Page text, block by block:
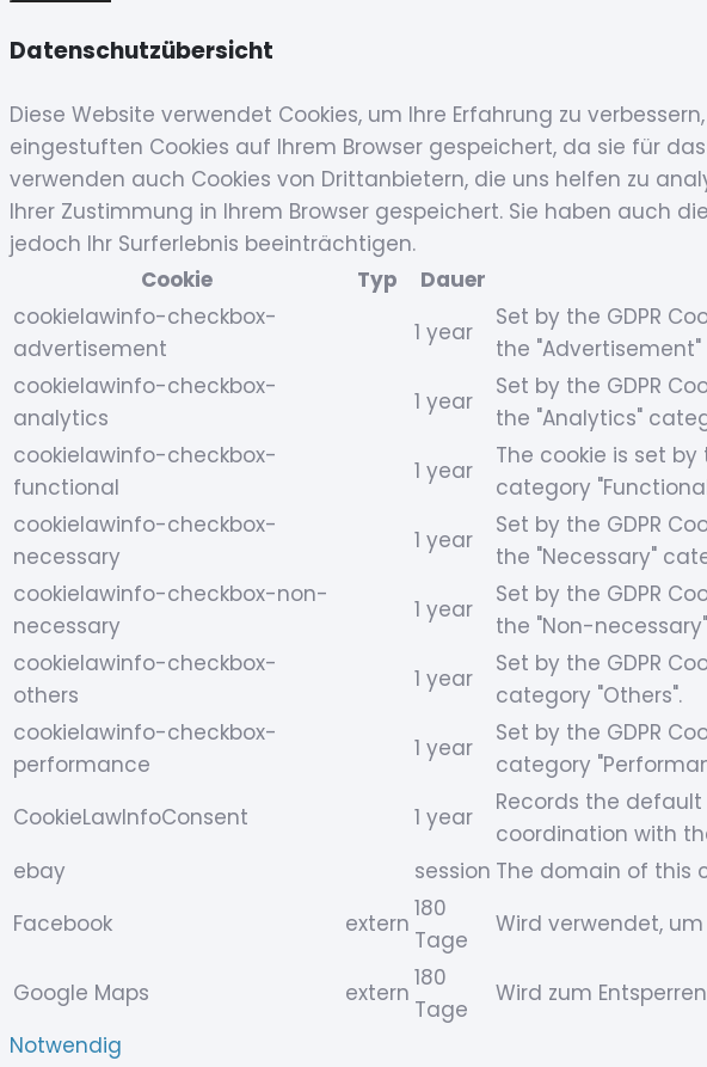
Datenschutzübersicht
Diese Website verwendet Cookies, um Ihre Erfahrung zu
eingestuften Cookies auf Ihrem Browser gespeichert, da sie für
verwenden auch Cookies von Drittanbietern, die uns helfen zu
Ihrer Zustimmung in Ihrem Browser gespeichert. Sie haben auch
jedoch Ihr Surferlebnis beeinträchtigen.
Cookie
Typ Dauer
cookielawinfo-checkbox-
advertisement
1 year
Set by the GDPR
the
cookielawinfo-checkbox-
analytics
1 year
Set by the GDPR
the "Analytics"
cookielawinfo-checkbox-
functional
1 year
The cookie is set
category
cookielawinfo-checkbox-
necessary
1 year
Set by the GDPR
the "Necessary"
cookielawinfo-checkbox-non-
necessary
1 year
Set by the GDPR
the "Non-
cookielawinfo-checkbox-
others
1 year
Set by the GDPR
category "Others".
cookielawinfo-checkbox-
performance
1 year
Set by the GDPR
category
CookieLawInfoConsent
1 year
Records the
coordination with
ebay
session The domain of this
Facebook
extern
180
Tage
Wird verwendet,
Google Maps extern
180
Tage
Wird zum
Notwendig